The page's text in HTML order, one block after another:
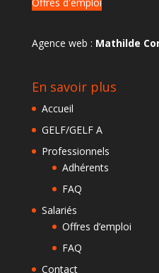
Agence web : Mathilde
En savoir plus
Accueil
GELF/GELF A
Professionnels
Adhérents
FAQ
Salariés
Offres d’emploi
FAQ
Contact